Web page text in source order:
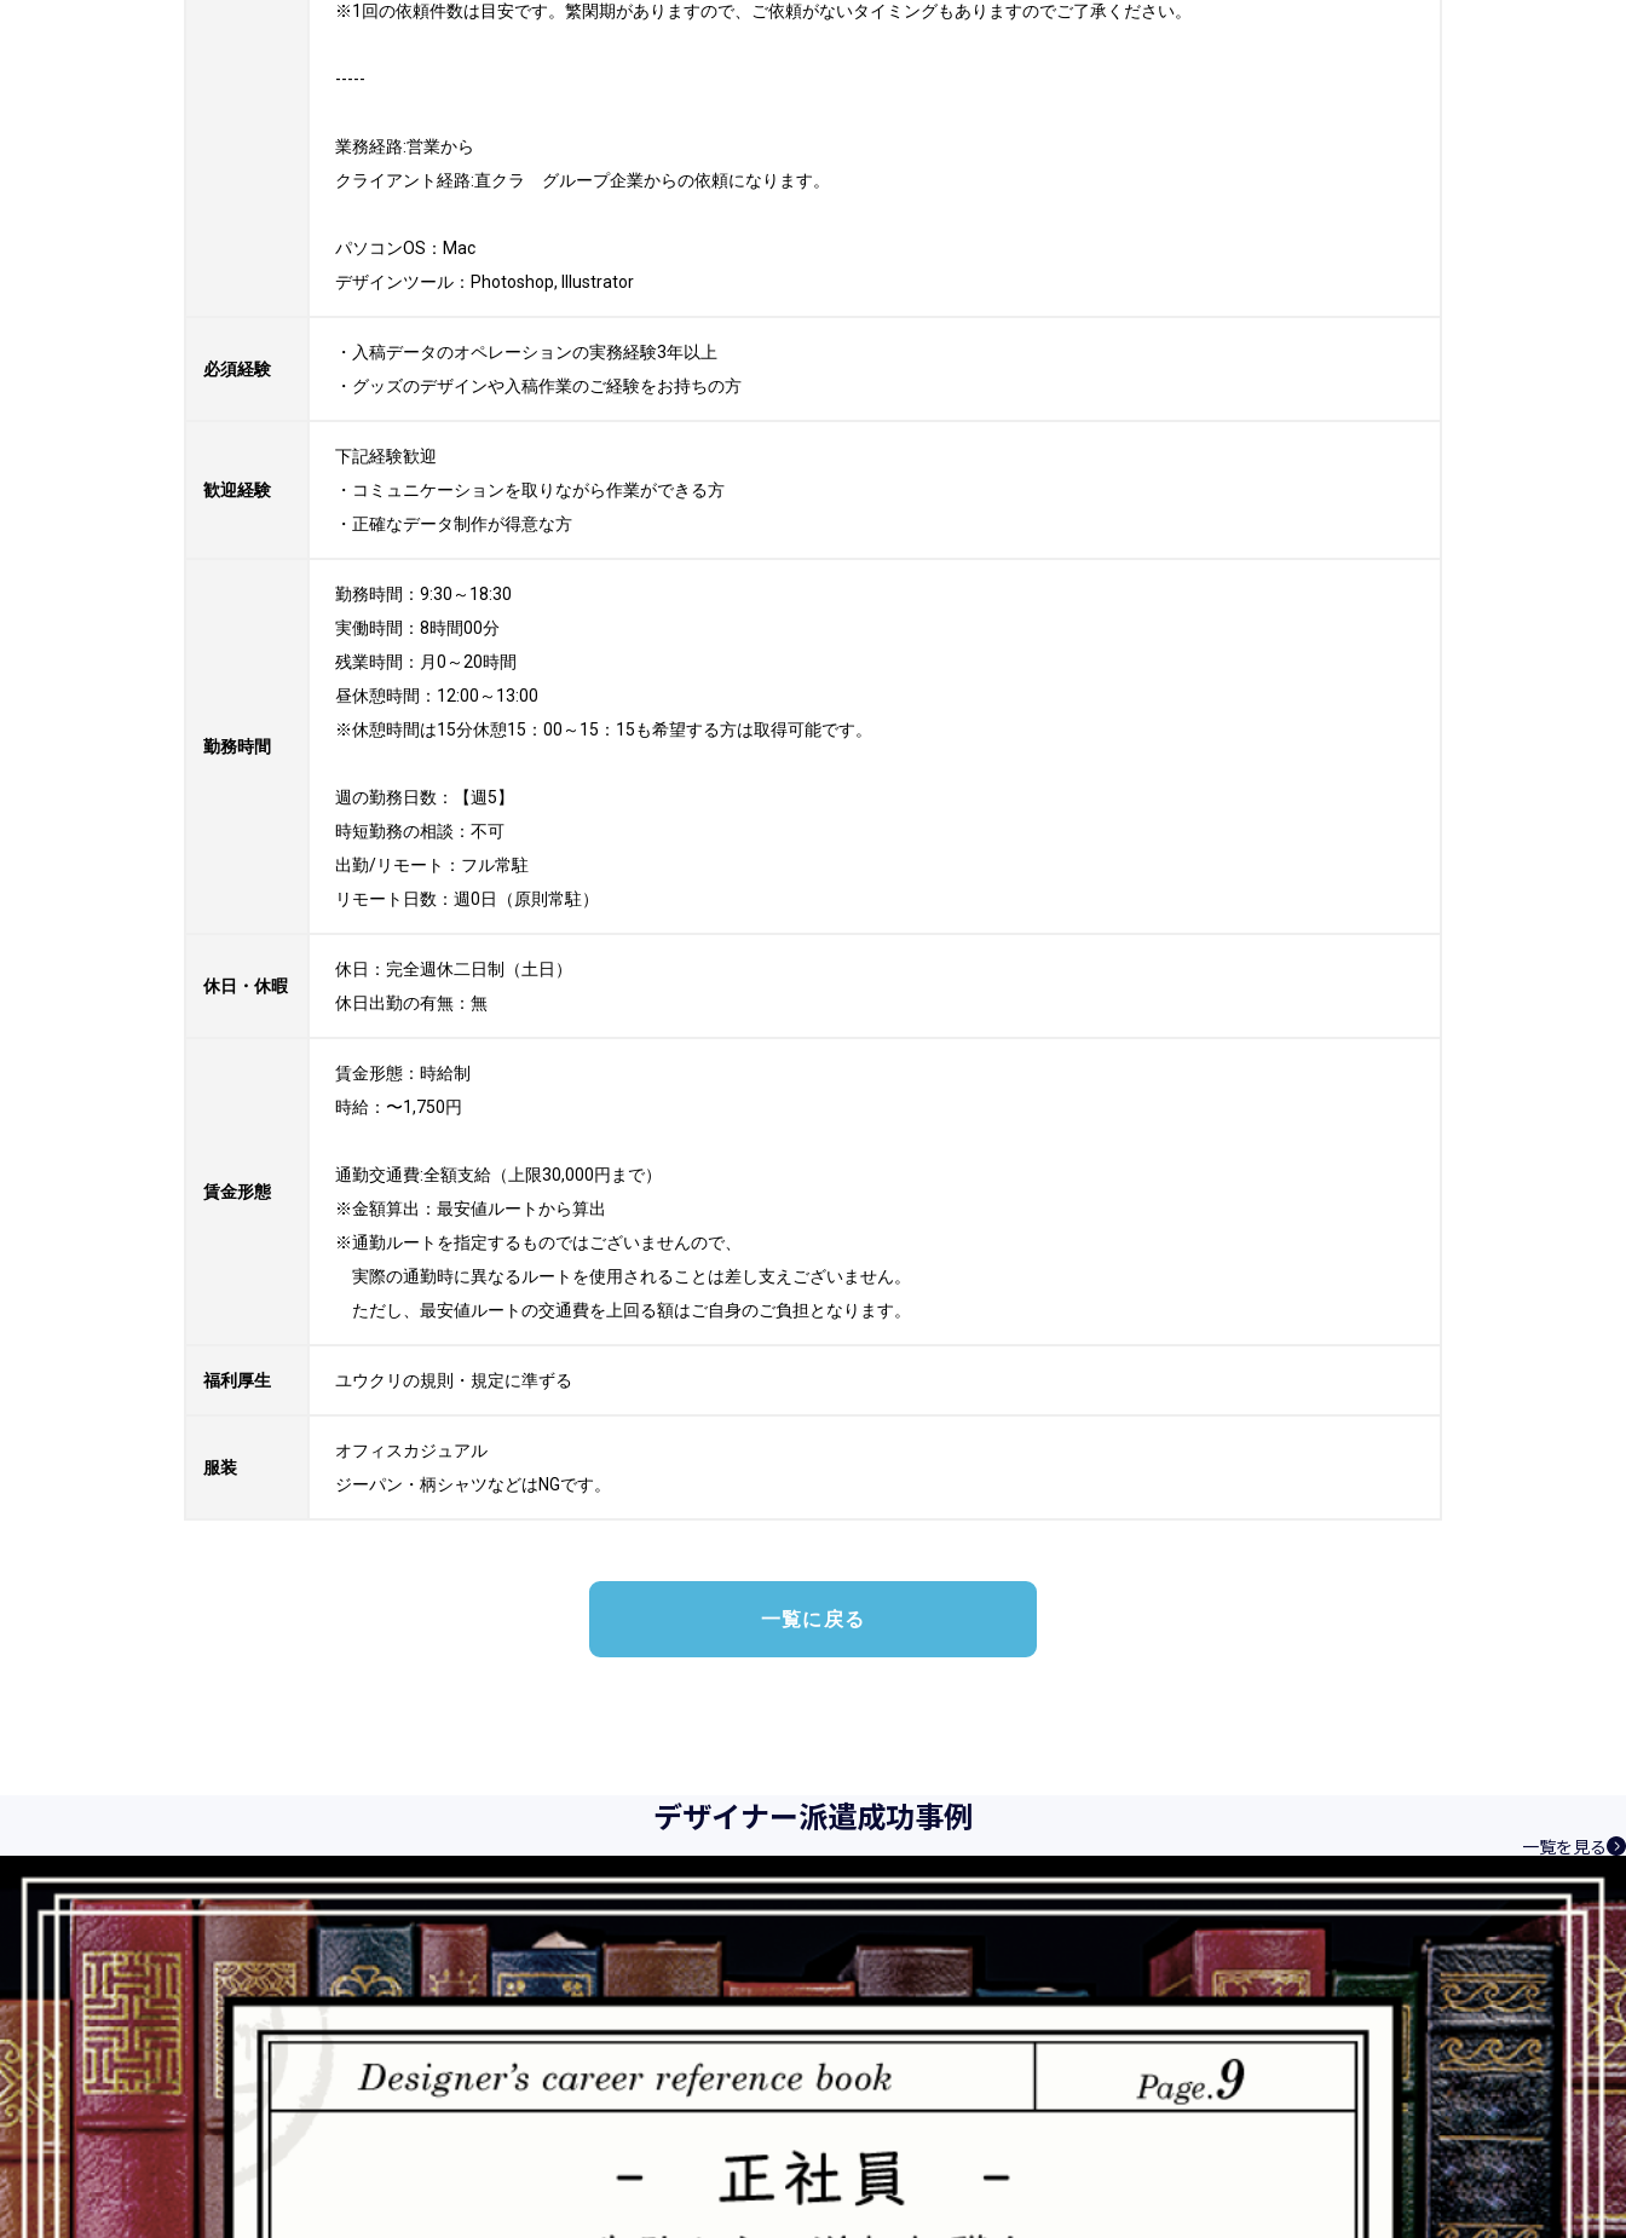
※1回の依頼件数は目安です。繁閑期がありますので、ご依頼がないタイミングもありますのでご了承ください。
-----
業務経路:営業から
クライアント経路:直クラ　グループ企業からの依頼になります。
パソコンOS：Mac
デザインツール：Photoshop, Illustrator
必須経験
・入稿データのオペレーションの実務経験3年以上
・グッズのデザインや入稿作業のご経験をお持ちの方
歓迎経験
下記経験歓迎
・コミュニケーションを取りながら作業ができる方
・正確なデータ制作が得意な方
勤務時間
勤務時間：9:30～18:30
実働時間：8時間00分
残業時間：月0～20時間
昼休憩時間：12:00～13:00
※休憩時間は15分休憩15：00～15：15も希望する方は取得可能です。
週の勤務日数：【週5】
時短勤務の相談：不可
出勤/リモート：フル常駐
リモート日数：週0日（原則常駐）
休日・休暇
休日：完全週休二日制（土日）
休日出勤の有無：無
賃金形態
賃金形態：時給制
時給：〜1,750円
通勤交通費:全額支給（上限30,000円まで）
※金額算出：最安値ルートから算出
※通勤ルートを指定するものではございませんので、
実際の通勤時に異なるルートを使用されることは差し支えございません。
ただし、最安値ルートの交通費を上回る額はご自身のご負担となります。
福利厚生 ユウクリの規則・規定に準ずる
服装
オフィスカジュアル
ジーパン・柄シャツなどはNGです。
一覧に戻る
デザイナー派遣成功事例
一覧を見る